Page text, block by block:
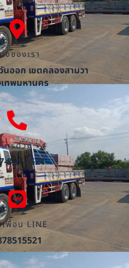
งของเรา
นออก เขตคลองสามวา
ทพมหานคร
โทรด่วน
851-5521
เพื่อน LINE